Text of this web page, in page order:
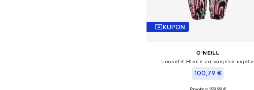
KUPON
O'NEILL
Loosefit Hlače za vanjske uvjete
100,79 €